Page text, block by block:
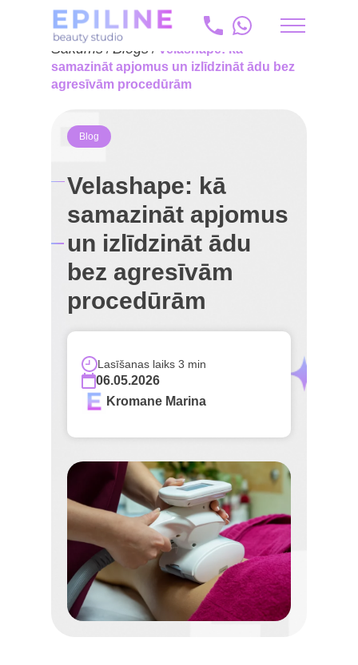
ru
Sākums / Blogs / Velashape: kā
samazināt apjomus un izlīdzināt ādu bez
agresīvām procedūrām
Blog
Velashape: kā
samazināt apjomus
un izlīdzināt ādu
bez agresīvām
procedūrām
Lasīšanas laiks 3 min
Kromane Marina
06.05.2026